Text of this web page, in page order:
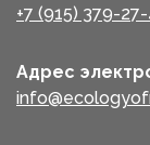
+7 (915) 379-
Адрес